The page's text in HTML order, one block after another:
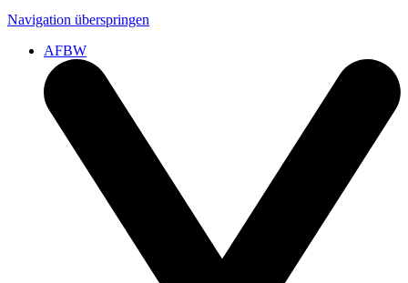
Navigation überspringen
AFBW